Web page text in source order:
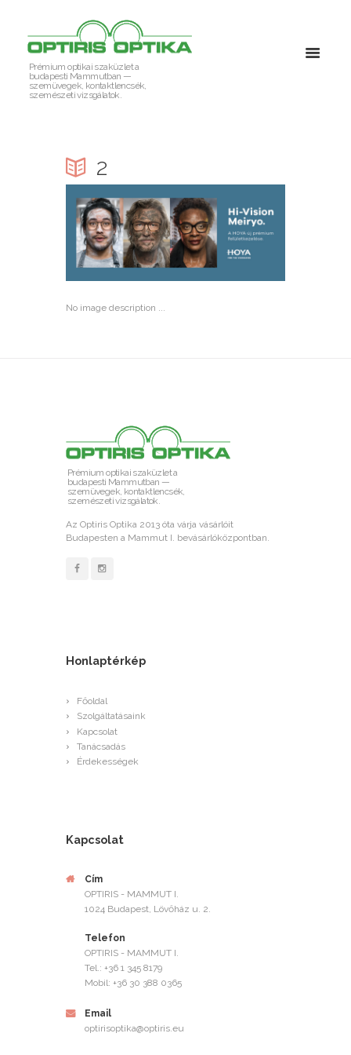
Prémium optikai szaküzlet a
budapesti Mammutban —
szemüvegek, kontaktlencsék,
szemészeti vizsgálatok.
2
No image description ...
Prémium optikai szaküzlet a
budapesti Mammutban —
szemüvegek, kontaktlencsék,
szemészeti vizsgálatok.
Az Optiris Optika 2013 óta várja vásárlóit
Budapesten a Mammut I. bevásárlóközpontban.
Honlaptérkép
Főoldal
Szolgáltatásaink
Kapcsolat
Tanácsadás
Érdekességek
Kapcsolat
Cím
OPTIRIS - MAMMUT I.
1024 Budapest, Lövőház u. 2.
Telefon
OPTIRIS - MAMMUT I.
Tel.: +36 1 345 8179
Mobil: +36 30 388 0365
Email
optirisoptika@optiris.eu